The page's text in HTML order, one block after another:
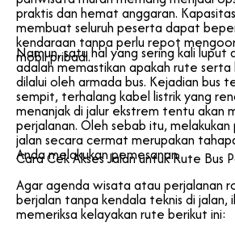
praktis dan hemat anggaran.
membuat seluruh peserta dapat
kendaraan tanpa perlu repot
mobil pribadi.
Namun, satu hal yang sering kali luput
adalah memastikan apakah rute
dilalui oleh armada bus. Kejadian bus
sempit, terhalang kabel listrik yang
menanjak di jalur ekstrem tentu akan
perjalanan. Oleh sebab itu,
jalan secara cermat merupakan
Anda melakukan pemesanan.
Cara Cek Akses Jalan untuk Rute Bus
Agar agenda wisata atau perjalanan
berjalan tanpa kendala teknis di jalan,
memeriksa kelayakan rute berikut ini: